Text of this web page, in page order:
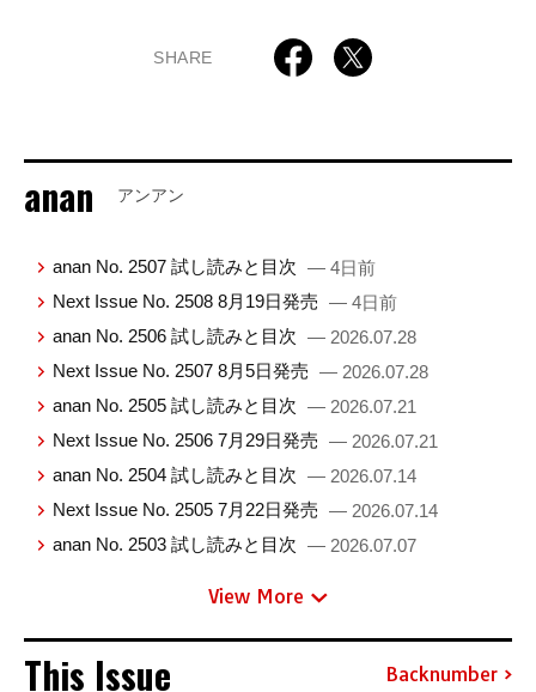
SHARE
anan アンアン
anan No. 2507 試し読みと目次 — 4日前
Next Issue No. 2508 8月19日発売 — 4日前
anan No. 2506 試し読みと目次 — 2026.07.28
Next Issue No. 2507 8月5日発売 — 2026.07.28
anan No. 2505 試し読みと目次 — 2026.07.21
Next Issue No. 2506 7月29日発売 — 2026.07.21
anan No. 2504 試し読みと目次 — 2026.07.14
Next Issue No. 2505 7月22日発売 — 2026.07.14
anan No. 2503 試し読みと目次 — 2026.07.07
View More
This Issue Backnumber